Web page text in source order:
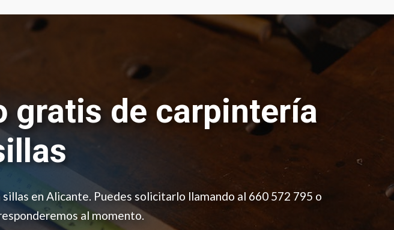
gratis de carpintería
en Alicante. Puedes solicitarlo llamando al 660 572 795 o
al momento.